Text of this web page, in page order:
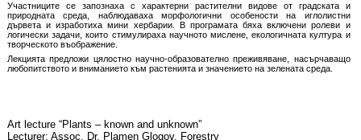
Участниците се запознаха с характерни растителни видове от градската и
природната среда, наблюдаваха морфологични особености на иглолистни
дървета и изработиха мини хербарии. В програмата бяха включени ролеви и
логически задачи, които стимулираха научното мислене, екологичната култура и
творческото въображение.
Лекцията предложи цялостно научно-образователно преживяване, насърчаващо
любопитството и вниманието към растенията и значението на зелената среда.
Art lecture “Plants – known and unknown”
Lecturer: Assoc. Dr. Plamen Glogov, Forestry